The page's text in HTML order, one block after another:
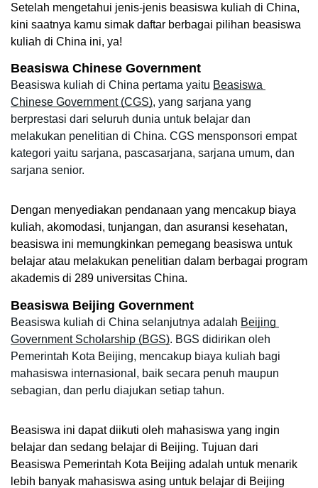
Setelah mengetahui jenis-jenis beasiswa kuliah di China,
kini saatnya kamu simak daftar berbagai pilihan beasiswa
kuliah di China ini, ya!
Beasiswa Chinese Government
Beasiswa kuliah di China pertama yaitu Beasiswa
Chinese Government (CGS), yang sarjana yang
berprestasi dari seluruh dunia untuk belajar dan
melakukan penelitian di China. CGS mensponsori empat
kategori yaitu sarjana, pascasarjana, sarjana umum, dan
sarjana senior.
Dengan menyediakan pendanaan yang mencakup biaya
kuliah, akomodasi, tunjangan, dan asuransi kesehatan,
beasiswa ini memungkinkan pemegang beasiswa untuk
belajar atau melakukan penelitian dalam berbagai program
akademis di 289 universitas China.
Beasiswa Beijing Government
Beasiswa kuliah di China selanjutnya adalah Beijing
Government Scholarship (BGS). BGS didirikan oleh
Pemerintah Kota Beijing, mencakup biaya kuliah bagi
mahasiswa internasional, baik secara penuh maupun
sebagian, dan perlu diajukan setiap tahun.
Beasiswa ini dapat diikuti oleh mahasiswa yang ingin
belajar dan sedang belajar di Beijing. Tujuan dari
Beasiswa Pemerintah Kota Beijing adalah untuk menarik
lebih banyak mahasiswa asing untuk belajar di Beijing